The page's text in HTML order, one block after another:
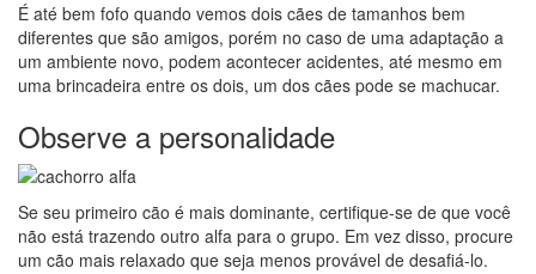
É até bem fofo quando vemos dois cães de tamanhos bem
diferentes que são amigos, porém no caso de uma adaptação a
um ambiente novo, podem acontecer acidentes, até mesmo em
uma brincadeira entre os dois, um dos cães pode se machucar.
Observe a personalidade
Se seu primeiro cão é mais dominante, certifique-se de que você
não está trazendo outro alfa para o grupo. Em vez disso, procure
um cão mais relaxado que seja menos provável de desafiá-lo.